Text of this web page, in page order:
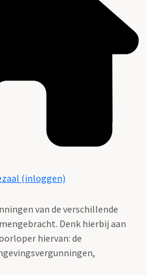
(inloggen)
van de verschillende
Denk hierbij aan
hiervan: de